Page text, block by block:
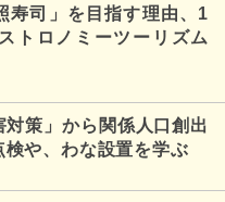
寿司」を目指す理由、1
トロノミーツーリズム
策」から関係人口創出
や、わな設置を学ぶ